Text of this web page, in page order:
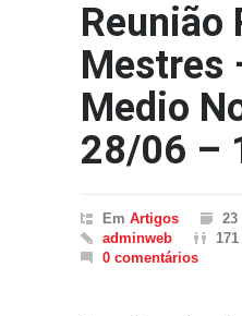
Reunião
Mestres
Medio
28/06 –
Em Artigos
23
adminweb
0 comentários